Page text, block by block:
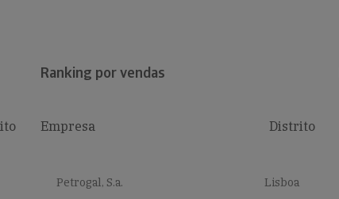
Ranking por vendas
Empresa Distrito
Petrogal, S.a. Lisboa